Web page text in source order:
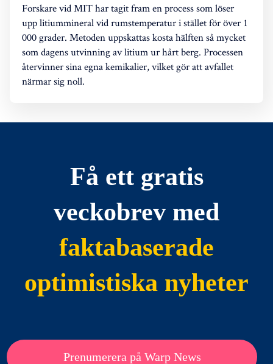
Forskare vid MIT har tagit fram en process som löser
upp litiummineral vid rumstemperatur i stället för över 1
000 grader. Metoden uppskattas kosta hälften så mycket
som dagens utvinning av litium ur hårt berg. Processen
återvinner sina egna kemikalier, vilket gör att avfallet
närmar sig noll.
Få ett gratis
veckobrev med
faktabaserade
optimistiska nyheter
Prenumerera på Warp News